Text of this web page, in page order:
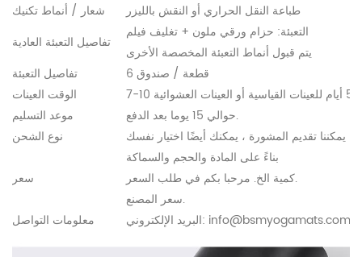
شعار / أنماط تكنيك
طباعة النقل الحراري أو النقش بالليزر
تفاصيل التعبئة العادية
التعبئة: حزام ورقي ملون + تغليف فيلم
يتم قبول أنماط التعبئة المخصصة الأخرى
تفاصيل التعبئة
6 قطعة / صندوق
الوقت العينات
موعد التسليم
حوالي 15 يوما بعد الدفع.
نوع الشحن
سعر
بناءً على المادة والحجم والسماكة
كمية الخ. مرحبا بكم في طلب السعر.
سعر المصنع.
معلومات التواصل
البريد الإلكتروني: info@bsmyogamats.com